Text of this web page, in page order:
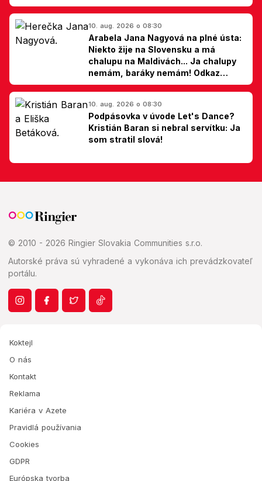
10. aug. 2026 o 08:30
Arabela Jana Nagyová na plné ústa:
Niekto žije na Slovensku a má
chalupu na Maldivách... Ja chalupy
nemám, baráky nemám! Odkaz
Slovákom
10. aug. 2026 o 08:30
Podpásovka v úvode Let's Dance?
Kristián Baran si nebral servítku: Ja
som stratil slová!
© 2010 - 2026 Ringier Slovakia Communities s.r.o.
Autorské práva sú vyhradené a vykonáva ich prevádzkovateľ
portálu.
Koktejl
O nás
Kontakt
Reklama
Kariéra v Azete
Pravidlá používania
Cookies
GDPR
Európska tvorba